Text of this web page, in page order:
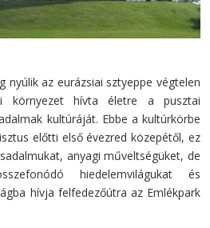
nyúlik az eurázsiai sztyeppe végtelen
környezet hívta életre a pusztai
kultúráját. Ebbe a kultúrkörbe
előtti első évezred közepétől, ez
anyagi műveltségüket, de
hiedelemvilágukat és
hívja felfedezőútra az Emlékpark